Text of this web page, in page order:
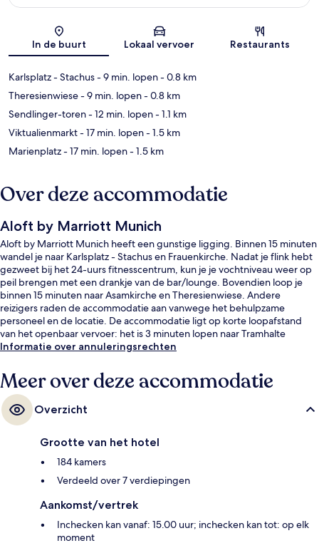
Kaart
In de buurt Lokaal vervoer Restaurants
Karlsplatz - Stachus- 9 min. lopen- 0.8 km
Theresienwiese- 9 min. lopen- 0.8 km
Sendlinger-toren- 12 min. lopen- 1.1 km
Viktualienmarkt- 17 min. lopen- 1.5 km
Marienplatz- 17 min. lopen- 1.5 km
Over deze accommodatie
Aloft by Marriott Munich
Aloft by Marriott Munich heeft een gunstige ligging. Binnen 15 minuten
wandel je naar Karlsplatz - Stachus en Frauenkirche. Nadat je flink hebt
gezweet bij het 24-uurs fitnesscentrum, kun je je vochtniveau weer op
peil brengen met een drankje van de bar/lounge. Bovendien loop je
binnen 15 minuten naar Asamkirche en Theresienwiese. Andere
reizigers raden de accommodatie aan vanwege het behulpzame
personeel en de locatie. De accommodatie ligt op korte loopafstand
van het openbaar vervoer: het is 3 minuten lopen naar Tramhalte
München Hauptbahnhof en 3 minuten naar Metrostation Centraal.
Informatie over annuleringsrechten
Meer over deze accommodatie
Overzicht
Grootte van het hotel
184 kamers
Verdeeld over 7 verdiepingen
Aankomst/vertrek
Inchecken kan vanaf: 15.00 uur; inchecken kan tot: op elk
moment